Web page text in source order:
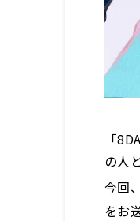
「
の人
今回
をお